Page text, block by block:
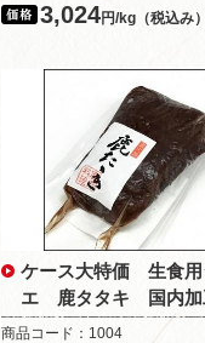
3,024円/kg（税込み
ケース大特価 生食用
エ 鹿タタキ 国内
商品コード：1004